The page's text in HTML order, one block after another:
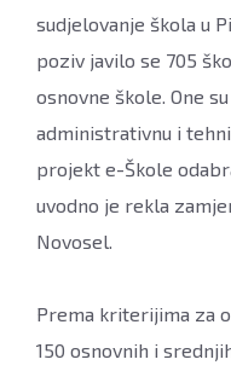
sudjelovanje škola u
poziv javilo se 705
osnovne škole. One
administrativnu i
projekt e-Škole
uvodno je rekla
Novosel.
Prema kriterijima za
150 osnovnih i